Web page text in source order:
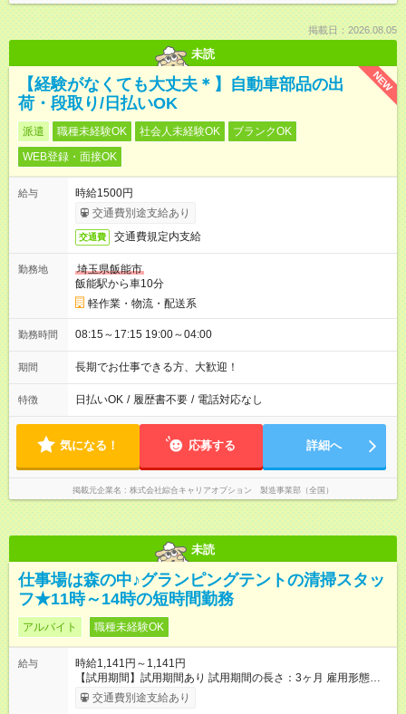
掲載日：2026.08.05
未読
NEW
【経験がなくても大丈夫＊】自動車部品の出
荷・段取り/日払いOK
派遣 職種未経験OK 社会人未経験OK
ブランクOK
WEB登録・面接OK
給与
時給1500円
交通費別途支給あり
交通費 交通費規定内支給
勤務地
埼玉県飯能市
飯能駅から車10分
軽作業・物流・配送系
勤務時間 08:15～17:15 19:00～04:00
期間 長期でお仕事できる方、大歓迎！
特徴 日払いOK / 履歴書不要 / 電話対応なし
気になる！ 応募する 詳細へ
掲載元企業名 株式会社綜合キャリアオプション 製造事業部（全国）
未読
仕事場は森の中♪グランピングテントの清掃スタッ
フ★11時～14時の短時間勤務
アルバイト 職種未経験OK
給与
時給1,141円～1,141円
【試用期間】試用期間あり 試用期間の長さ：3ヶ月 雇用形態、
給与は本採用時と同じです。
交通費別途支給あり